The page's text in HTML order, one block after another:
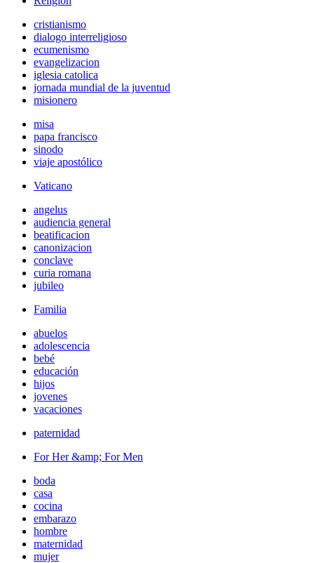
cristianismo
dialogo interreligioso
ecumenismo
evangelizacion
iglesia catolica
jornada mundial de la juventud
misionero
misa
papa francisco
sinodo
viaje apostólico
Vaticano
angelus
audiencia general
beatificacion
canonizacion
conclave
curia romana
jubileo
Familia
abuelos
adolescencia
bebé
educación
hijos
jovenes
vacaciones
paternidad
For Her &amp; For Men
boda
casa
cocina
embarazo
hombre
maternidad
mujer